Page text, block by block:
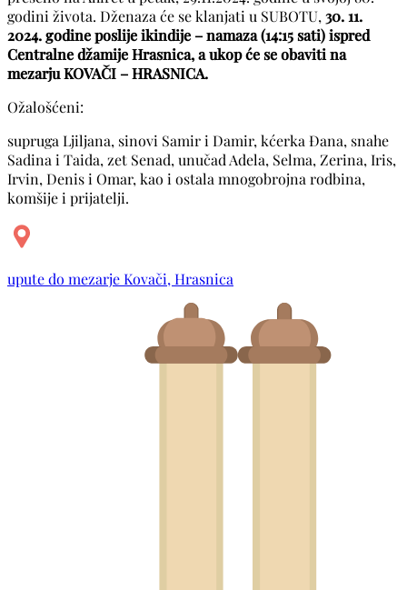
godini života. Dženaza će se klanjati u SUBOTU, 30. 11.
2024. godine poslije ikindije – namaza (14:15 sati) ispred
Centralne džamije Hrasnica, a ukop će se obaviti na
mezarju KOVAČI – HRASNICA.
Ožalošćeni:
supruga Ljiljana, sinovi Samir i Damir, kćerka Đana, snahe
Sadina i Taida, zet Senad, unučad Adela, Selma, Zerina, Iris,
Irvin, Denis i Omar, kao i ostala mnogobrojna rodbina,
komšije i prijatelji.
upute do mezarje Kovači, Hrasnica